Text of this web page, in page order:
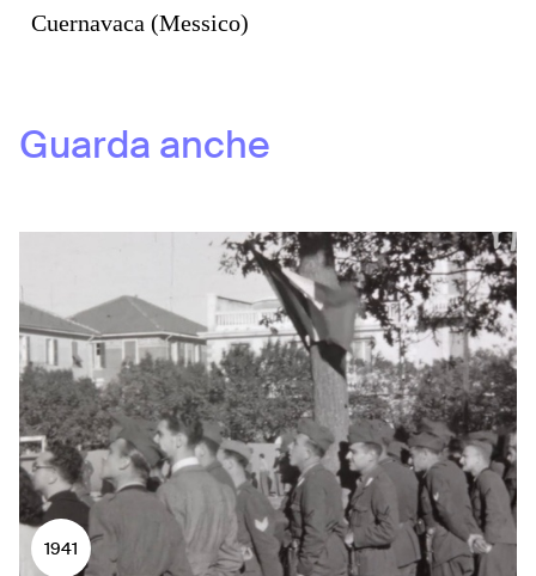
Cuernavaca (Messico)
Guarda anche
1941